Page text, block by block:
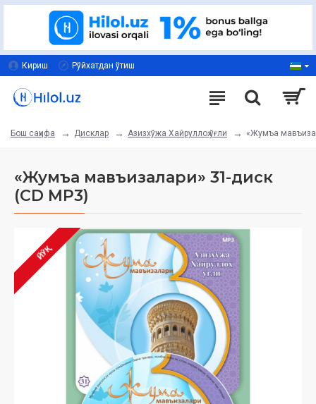
Кириш Рўйхатдан ўтиш
Бош саҳифа Дисклар Азизхўжа Хайруллоҳ ўғли «Жумъа
«Жумъа мавъизалари» 31-диск
(CD МР3)
ЙЎҚ